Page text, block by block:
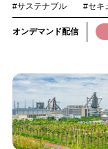
#サステナブル #セキ
オンデマンド配信